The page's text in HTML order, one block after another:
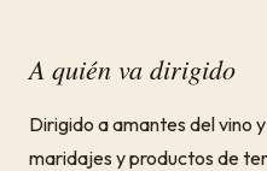
A quién va dirigido
Dirigido a amantes del vino
maridajes y productos de